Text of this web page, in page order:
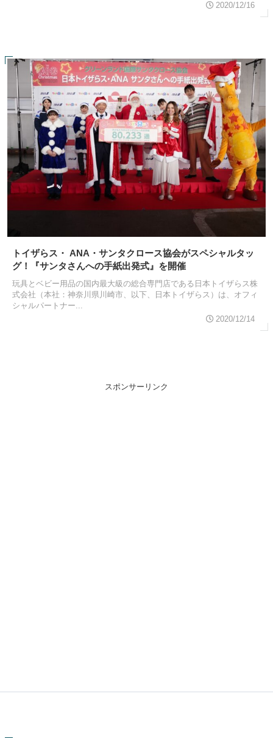
2020/12/16
トイザらス・ ANA・サンタクロース協会がスペシャルタッ
グ！『サンタさんへの手紙出発式』を開催
玩具とベビー用品の国内最大級の総合専門店である日本トイザらス株
式会社（本社：神奈川県川崎市、以下、日本トイザらス）は、オフィ
シャルパートナー...
2020/12/14
スポンサーリンク